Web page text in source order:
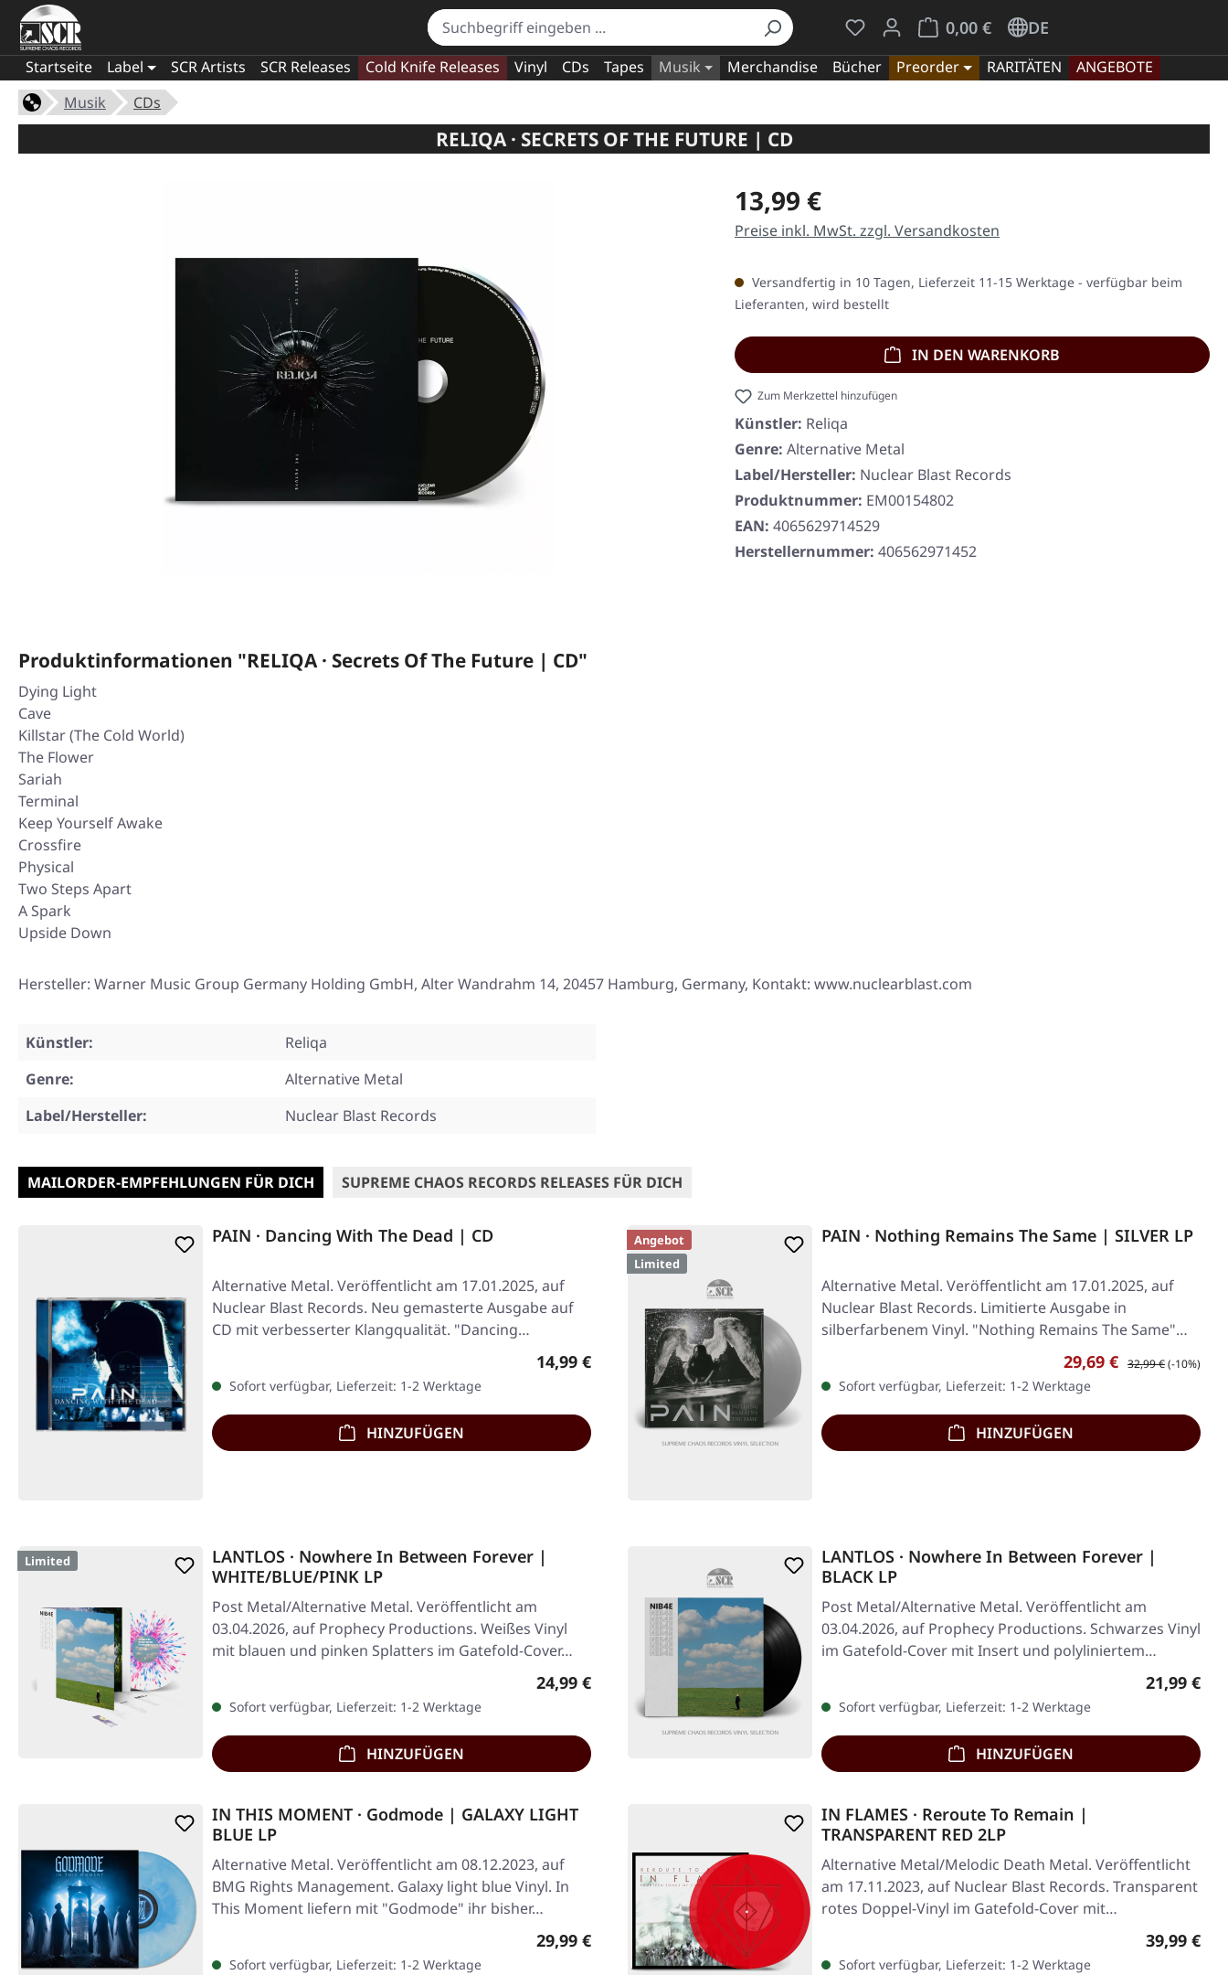
Du hast 0 Produkte auf dem Merkzettel
0,00 €
Warenkorb enthält 0 Positionen. Der
DE
Startseite Label SCR Artists SCR Releases Cold Knife Releases Vinyl CDs Tapes Musik Merchandise Bücher Preorder RARITÄTEN
ANGEBOTE
Musik
CDs
RELIQA · SECRETS OF THE FUTURE | CD
Regulärer Preis:
13,99 €
Preise inkl. MwSt. zzgl. Versandkosten
Versandfertig in 10 Tagen, Lieferzeit 11-15 Werktage - verfügbar beim
Lieferanten, wird bestellt
IN DEN WARENKORB
Zum Merkzettel hinzufügen
Künstler: Reliqa
Genre: Alternative Metal
Label/Hersteller: Nuclear Blast Records
Produktnummer: EM00154802
EAN: 4065629714529
Herstellernummer: 406562971452
Produktinformationen "RELIQA · Secrets Of The Future | CD"
Dying Light
Cave
Killstar (The Cold World)
The Flower
Sariah
Terminal
Keep Yourself Awake
Crossfire
Physical
Two Steps Apart
A Spark
Upside Down
Hersteller: Warner Music Group Germany Holding GmbH, Alter Wandrahm 14, 20457 Hamburg, Germany, Kontakt: www.nuclearblast.com
Künstler:
Reliqa
Genre:
Alternative Metal
Label/Hersteller:
Nuclear Blast Records
MAILORDER-EMPFEHLUNGEN FÜR DICH SUPREME CHAOS RECORDS RELEASES FÜR DICH
PAIN · Dancing With The Dead | CD
Alternative Metal. Veröffentlicht am 17.01.2025, auf
Nuclear Blast Records. Neu gemasterte Ausgabe auf
CD mit verbesserter Klangqualität. "Dancing…
Regulärer Preis:
14,99 €
Sofort verfügbar, Lieferzeit: 1-2 Werktage
HINZUFÜGEN
Angebot
Limited
PAIN · Nothing Remains The Same | SILVER LP
Alternative Metal. Veröffentlicht am 17.01.2025, auf
Nuclear Blast Records. Limitierte Ausgabe in
silberfarbenem Vinyl. "Nothing Remains The Same"…
Verkaufspreis:
29,69 € Regulärer Preis:
32,99 €(-10%)
Sofort verfügbar, Lieferzeit: 1-2 Werktage
HINZUFÜGEN
Limited
LANTLOS · Nowhere In Between Forever |
WHITE/BLUE/PINK LP
Post Metal/Alternative Metal. Veröffentlicht am
03.04.2026, auf Prophecy Productions. Weißes Vinyl
mit blauen und pinken Splatters im Gatefold-Cover…
Regulärer Preis:
24,99 €
Sofort verfügbar, Lieferzeit: 1-2 Werktage
HINZUFÜGEN
LANTLOS · Nowhere In Between Forever |
BLACK LP
Post Metal/Alternative Metal. Veröffentlicht am
03.04.2026, auf Prophecy Productions. Schwarzes Vinyl
im Gatefold-Cover mit Insert und polyliniertem…
Regulärer
21,99 €
Sofort verfügbar, Lieferzeit: 1-2 Werktage
HINZUFÜGEN
IN THIS MOMENT · Godmode | GALAXY LIGHT
BLUE LP
Alternative Metal. Veröffentlicht am 08.12.2023, auf
BMG Rights Management. Galaxy light blue Vinyl. In
This Moment liefern mit "Godmode" ihr bisher…
Regulärer Preis:
29,99 €
Sofort verfügbar, Lieferzeit: 1-2 Werktage
IN FLAMES · Reroute To Remain |
TRANSPARENT RED 2LP
Alternative Metal/Melodic Death Metal. Veröffentlicht
am 17.11.2023, auf Nuclear Blast Records. Transparent
rotes Doppel-Vinyl im Gatefold-Cover mit…
Regulärer
39,99 €
Sofort verfügbar, Lieferzeit: 1-2 Werktage